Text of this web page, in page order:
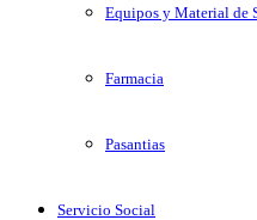
Equipos y Material de
Farmacia
Pasantias
Servicio Social